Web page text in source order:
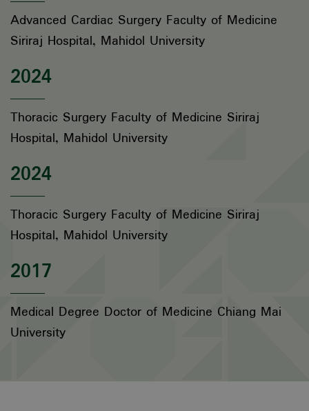
Advanced Cardiac Surgery Faculty of Medicine
Siriraj Hospital, Mahidol University
2024
Thoracic Surgery Faculty of Medicine Siriraj
Hospital, Mahidol University
2024
Thoracic Surgery Faculty of Medicine Siriraj
Hospital, Mahidol University
2017
Medical Degree Doctor of Medicine Chiang Mai
University